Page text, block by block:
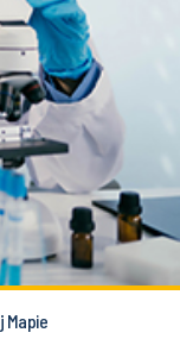
Mapie